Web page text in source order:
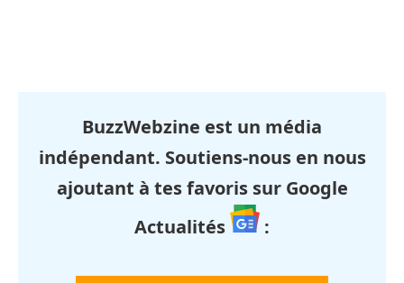
BuzzWebzine est un média
indépendant. Soutiens-nous en nous
ajoutant à tes favoris sur Google
Actualités
: